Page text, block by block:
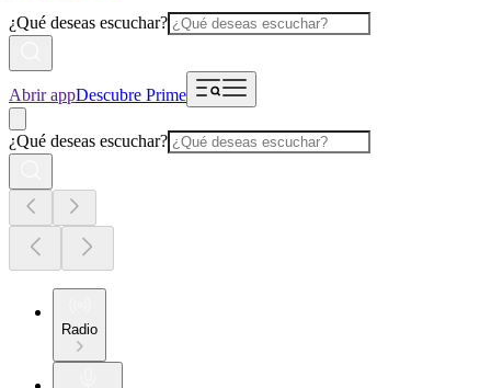
¿Qué deseas escuchar?
Abrir appDescubre Prime
¿Qué deseas escuchar?
Radio